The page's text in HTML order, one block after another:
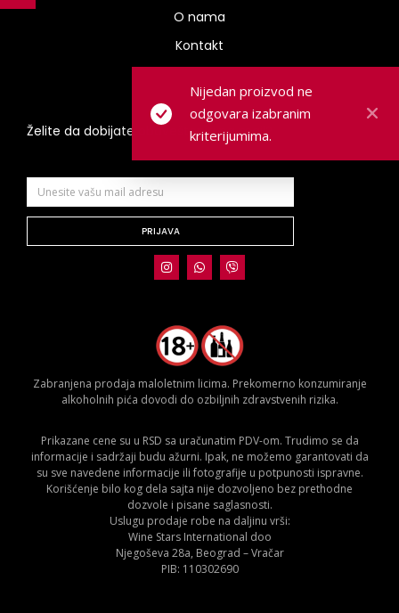
Nijedan proizvod ne
odgovara izabranim
kriterijumima.
O nama
Kontakt
Želite da dobijate obaveštenja na mail?
PRIJAVA
Zabranjena prodaja maloletnim licima. Prekomerno konzumiranje
alkoholnih pića dovodi do ozbiljnih zdravstvenih rizika.
Prikazane cene su u RSD sa uračunatim PDV-om. Trudimo se da
informacije i sadržaji budu ažurni. Ipak, ne možemo garantovati da
su sve navedene informacije ili fotografije u potpunosti ispravne.
Korišćenje bilo kog dela sajta nije dozvoljeno bez prethodne
dozvole i pisane saglasnosti.
Uslugu prodaje robe na daljinu vrši:
Wine Stars International doo
Njegoševa 28a, Beograd – Vračar
PIB: 110302690